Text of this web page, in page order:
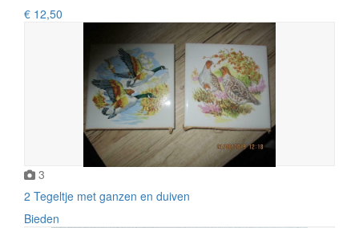
€ 12,50
3
2 Tegeltje met ganzen en duiven
Bieden